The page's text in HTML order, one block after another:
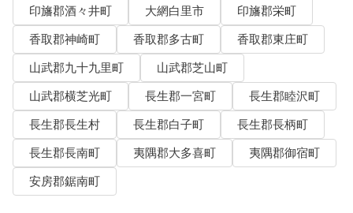
印旛郡酒々井町
大網白里市
印旛郡栄町
香取郡神崎町
香取郡多古町
香取郡東庄町
山武郡九十九里町
山武郡芝山町
山武郡横芝光町
長生郡一宮町
長生郡睦沢町
長生郡長生村
長生郡白子町
長生郡長柄町
長生郡長南町
夷隅郡大多喜町
夷隅郡御宿町
安房郡鋸南町